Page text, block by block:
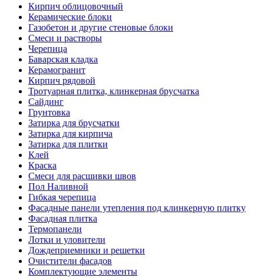
Кирпич облицовочный
Керамические блоки
Газобетон и другие стеновые блоки
Смеси и растворы
Черепица
Баварская кладка
Керамогранит
Кирпич рядовой
Тротуарная плитка, клинкерная брусчатка
Сайдинг
Грунтовка
Затирка для брусчатки
Затирка для кирпича
Затирка для плитки
Клей
Краска
Смеси для расшивки швов
Пол Наливной
Гибкая черепица
Фасадные панели утепления под клинкерную плитку
Фасадная плитка
Термопанели
Лотки и уловители
Дождеприемники и решетки
Очистители фасадов
Комплектующие элементы